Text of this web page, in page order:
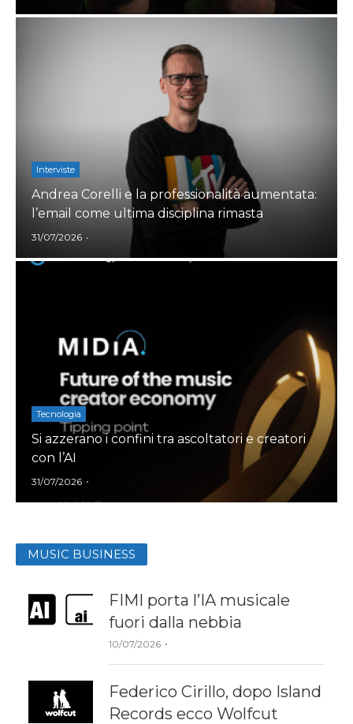
Interviste
Andrea Corelli e la professionalità aumentata:
l’email come ultima disciplina rimasta
31/07/2026
Tecnologia
Si azzerano i confini tra ascoltatori e creatori
con l’AI
31/07/2026
MUSIC BUSINESS
FIMI porta l’IA musicale
fuori dalla nebbia
10/07/2026
Federico Cirillo, dopo Island
Records ecco Wolfcut